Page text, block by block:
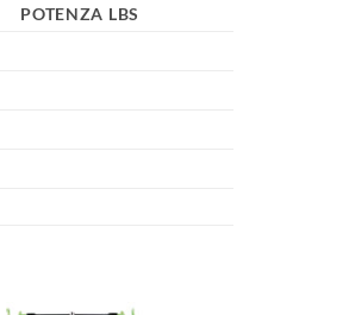
POTENZA LBS